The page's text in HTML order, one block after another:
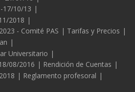
17/10/13
2018
- Comité PAS
Tarifas y Precios
Universitario
08/2016
Rendición de Cuentas
Reglamento profesoral